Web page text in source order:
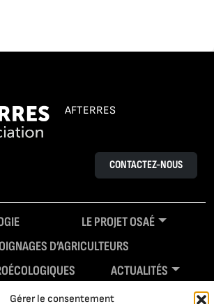
Gérer le consentement
AFTERRES
CONTACTEZ-NOUS
LE PROJET OSAÉ
D’AGRICULTEURS
ACTUALITÉS
RESSOURCES